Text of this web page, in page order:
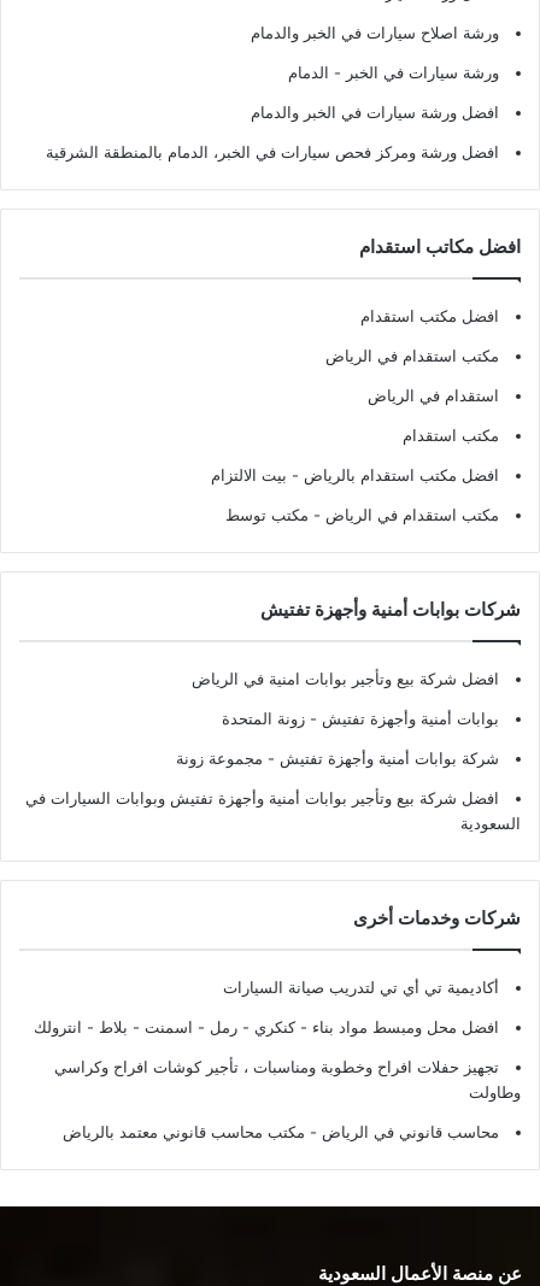
ورشة اصلاح سيارات في الخبر والدمام
ورشة سيارات في الخبر - الدمام
افضل ورشة سيارات في الخبر والدمام
افضل ورشة ومركز فحص سيارات في الخبر، الدمام بالمنطقة الشرقية
افضل مكاتب استقدام
افضل مكتب استقدام
مكتب استقدام في الرياض
استقدام في الرياض
مكتب استقدام
افضل مكتب استقدام بالرياض - بيت الالتزام
مكتب استقدام في الرياض - مكتب توسط
شركات بوابات أمنية وأجهزة تفتيش
افضل شركة بيع وتأجير بوابات امنية في الرياض
بوابات أمنية وأجهزة تفتيش - زونة المتحدة
شركة بوابات أمنية وأجهزة تفتيش - مجموعة زونة
افضل شركة بيع وتأجير بوابات أمنية وأجهزة تفتيش وبوابات السيارات في
السعودية
شركات وخدمات أخرى
أكاديمية تي أي تي لتدريب صيانة السيارات
افضل محل ومبسط مواد بناء - كنكري - رمل - اسمنت - بلاط - انترولك
تجهيز حفلات افراح وخطوبة ومناسبات ، تأجير كوشات افراح وكراسي
وطاولت
محاسب قانوني في الرياض - مكتب محاسب قانوني معتمد بالرياض
عن منصة الأعمال السعودية